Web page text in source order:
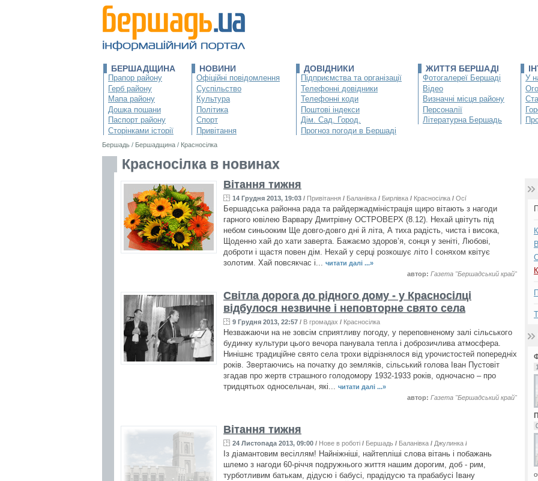
БЕРШАДЩИНА
Прапор району
Герб району
Мапа району
Дошка пошани
Паспорт району
Сторінками історії
НОВИНИ
Офіційні повідомлення
Суспільство
Культура
Політика
Спорт
Привітання
ДОВІДНИКИ
Підприємства та організації
Телефонні довідники
Телефонні коди
Поштові індекси
Дім. Сад. Город.
Прогноз погоди в Бершаді
ЖИТТЯ БЕРШАДІ
Фотогалереї Бершаді
Відео
Визначні місця району
Персоналії
Літературна Бершадь
У
Бершадь / Бершадщина / Красносілка
Красносілка в новинах
Вітання тижня
14 Грудня 2013, 19:03 / Привітання / Баланівка / Бирлівка / Красносілка / Осіївка
Бершадська районна рада та райдержадміністрація щиро вітають з нагоди
гарного ювілею Варвару Дмитрівну ОСТРОВЕРХ (8.12). Нехай цвітуть під
небом синьооким Ще довго-довго дні й літа, А тиха радість, чиста і висока,
Щоденно хай до хати заверта. Бажаємо здоров’я, сонця у зеніті, Любові,
доброти і щастя повен дім. Нехай у серці розкошує літо І соняхом квітує
золотим. Хай повсякчас і... читати далі ...»
автор: Газета "Бершадський край"
Світла дорога до рідного дому - у Красносілці
відбулося незвичне і неповторне свято села
9 Грудня 2013, 22:57 / В громадах / Красносілка
Незважаючи на не зовсім сприятливу погоду, у переповненому залі сільського
будинку культури цього вечора панувала тепла і доброзичлива атмосфера.
Нинішнє традиційне свято села трохи відрізнялося від урочистостей попередніх
років. Звертаючись на початку до земляків, сільський голова Іван Пустовіт
згадав про жертв страшного голодомору 1932-1933 років, одночасно – про
тридцятьох односельчан, які... читати далі ...»
автор: Газета "Бершадський край"
Вітання тижня
24 Листопада 2013, 09:00 / Нове в роботі / Бершадь / Баланівка / Джулинка /
Із діамантовим весіллям! Найніжніші, найтепліші слова вітань і побажань
шлемо з нагоди 60-річчя подружнього життя нашим дорогим, доб - рим,
турботливим батькам, дідусю і бабусі, прадідусю та прабабусі Івану